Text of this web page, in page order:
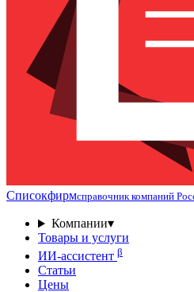
Списокфирмсправочник компаний
Компании▾
Товары и услуги
ИИ-ассистент β
Статьи
Цены